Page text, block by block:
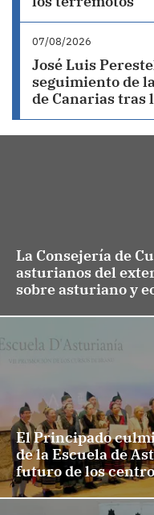
07/08/2026
José Luis
seguimiento de
de Canarias tras
La Consejería de
asturianos del
sobre asturiano y
El Principado
de la Escuela de
futuro de los